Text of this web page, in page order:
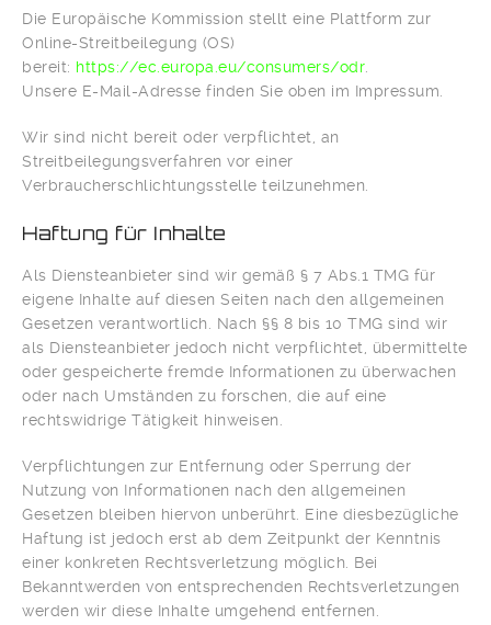
Die Europäische Kommission stellt eine Plattform zur
Online-Streitbeilegung (OS)
bereit: https://ec.europa.eu/consumers/odr
Unsere E-Mail-Adresse finden Sie oben im Impressum.
Wir sind nicht bereit oder verpflichtet, an
Streitbeilegungsverfahren vor einer
Verbraucherschlichtungsstelle teilzunehmen.
Haftung für Inhalte
Als Diensteanbieter sind wir gemäß § 7 Abs.1 TMG für
eigene Inhalte auf diesen Seiten nach den allgemeinen
Gesetzen verantwortlich. Nach §§ 8 bis 10 TMG sind wir
als Diensteanbieter jedoch nicht verpflichtet, übermittelte
oder gespeicherte fremde Informationen zu überwachen
oder nach Umständen zu forschen, die auf eine
rechtswidrige Tätigkeit hinweisen.
Verpflichtungen zur Entfernung oder Sperrung der
Nutzung von Informationen nach den allgemeinen
Gesetzen bleiben hiervon unberührt. Eine diesbezügliche
Haftung ist jedoch erst ab dem Zeitpunkt der Kenntnis
einer konkreten Rechtsverletzung möglich. Bei
Bekanntwerden von entsprechenden Rechtsverletzungen
werden wir diese Inhalte umgehend entfernen.